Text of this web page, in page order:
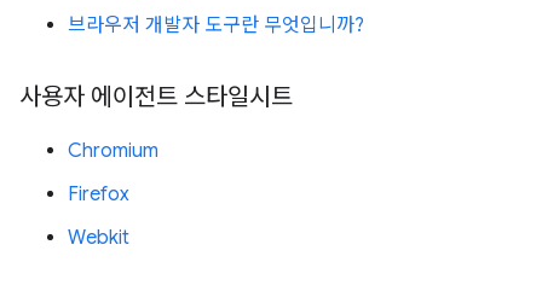
브라우저 개발자 도구란 무엇입니까?
사용자 에이전트 스타일시트
Chromium
Firefox
Webkit